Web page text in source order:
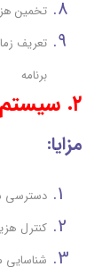
تخمين
تعریف
برنامه
۲. سیستم مدیریت پروژه های هر برنامه
مزایا:
دسترسی
کنترل
شناسایی